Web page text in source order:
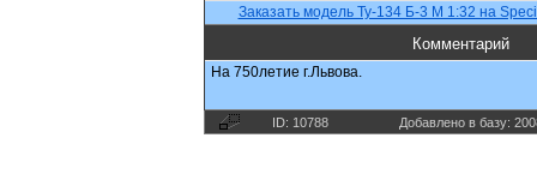
Заказать модель Ty-134 Б-3 М 1:32 на
Комментарий
На 750летие г.Львова.
ID: 10788 Добавлено в базу: